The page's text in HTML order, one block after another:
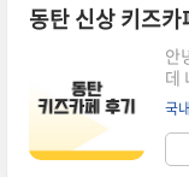
황
다
요
열
전
동탄 신상 키즈
안
데
'
친
아
에
국